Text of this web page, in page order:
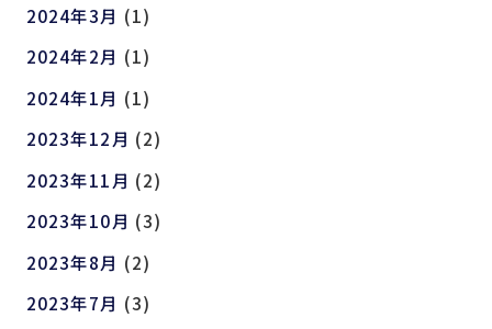
2024年3月 (1)
2024年2月 (1)
2024年1月 (1)
2023年12月 (2)
2023年11月 (2)
2023年10月 (3)
2023年8月 (2)
2023年7月 (3)